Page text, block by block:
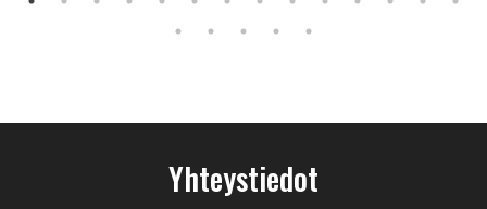
Yhteystiedot